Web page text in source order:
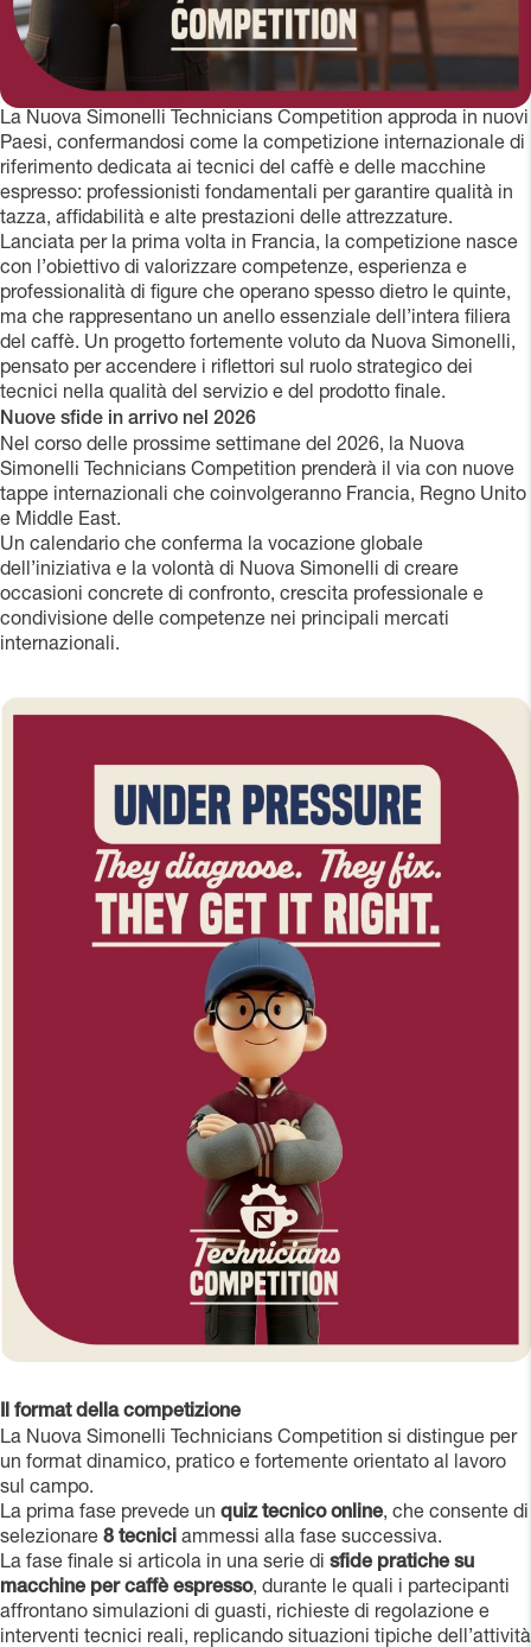
La Nuova Simonelli Technicians Competition approda in nuovi
Paesi, confermandosi come la competizione internazionale di
riferimento dedicata ai tecnici del caffè e delle macchine
espresso: professionisti fondamentali per garantire qualità in
tazza, affidabilità e alte prestazioni delle attrezzature.
Lanciata per la prima volta in Francia, la competizione nasce
con l’obiettivo di valorizzare competenze, esperienza e
professionalità di figure che operano spesso dietro le quinte,
ma che rappresentano un anello essenziale dell’intera filiera
del caffè. Un progetto fortemente voluto da Nuova Simonelli,
pensato per accendere i riflettori sul ruolo strategico dei
tecnici nella qualità del servizio e del prodotto finale.
Nuove sfide in arrivo nel 2026
Nel corso delle prossime settimane del 2026, la Nuova
Simonelli Technicians Competition prenderà il via con nuove
tappe internazionali che coinvolgeranno Francia, Regno Unito
e Middle East.
Un calendario che conferma la vocazione globale
dell’iniziativa e la volontà di Nuova Simonelli di creare
occasioni concrete di confronto, crescita professionale e
condivisione delle competenze nei principali mercati
internazionali.
Il format della competizione
La Nuova Simonelli Technicians Competition si distingue per
un format dinamico, pratico e fortemente orientato al lavoro
sul campo.
La prima fase prevede un quiz tecnico online, che consente di
selezionare 8 tecnici ammessi alla fase successiva.
La fase finale si articola in una serie di sfide pratiche su
macchine per caffè espresso, durante le quali i partecipanti
affrontano simulazioni di guasti, richieste di regolazione e
interventi tecnici reali, replicando situazioni tipiche dell’attività